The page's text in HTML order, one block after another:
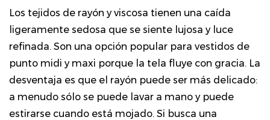
antes
de
comprar
Primavera
verano:
Los tejidos de rayón y viscosa tienen una caída
ligeramente sedosa que se siente lujosa y luce
refinada. Son una opción popular para vestidos de
punto midi y maxi porque la tela fluye con gracia. La
desventaja es que el rayón puede ser más delicado:
a menudo sólo se puede lavar a mano y puede
estirarse cuando está mojado. Si busca una